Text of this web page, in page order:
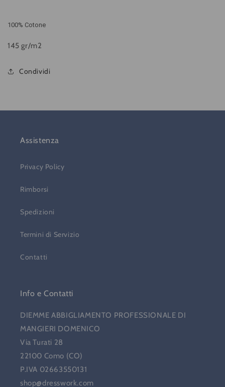
100% Cotone
145 gr/m2
Condividi
Assistenza
Privacy Policy
Rimborsi
Spedizioni
Termini di Servizio
Contatti
Info e Contatti
DIEMME ABBIGLIAMENTO PROFESSIONALE DI
MANGIERI DOMENICO
Via Turati 28
22100 Como (CO)
P.IVA 02663550131
shop@dresswork.com